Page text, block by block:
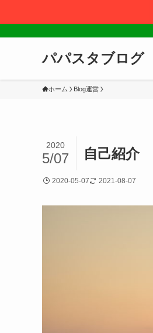
パパスタブログ
ホーム Blog運営
自己紹介
2020
5/07
2020-05-07 2021-08-07